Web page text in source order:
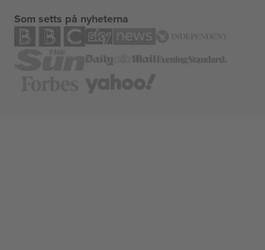
Som setts på nyheterna